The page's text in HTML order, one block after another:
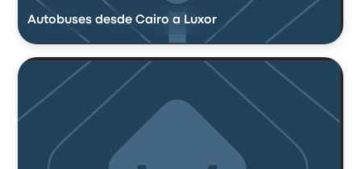
Autobuses desde Cairo a Luxor